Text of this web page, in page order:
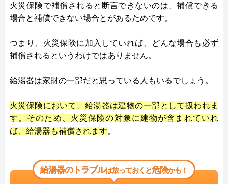
火災保険で補償されると断言できないのは、補償できる
場合と補償できない場合とがあるためです。
つまり、火災保険に加入していれば、どんな場合も必ず
補償されるというわけではありません。
給湯器は家財の一部だと思っている人もいるでしょう。
火災保険において、給湯器は建物の一部として扱われま
す。そのため、火災保険の対象に建物が含まれていれ
ば、給湯器も補償されます。
給湯器のトラブルは放っておくと危険かも！